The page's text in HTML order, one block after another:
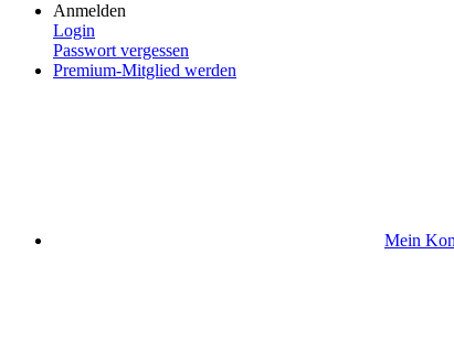
Anmelden
Login
Passwort vergessen
Premium-Mitglied werden
Mein